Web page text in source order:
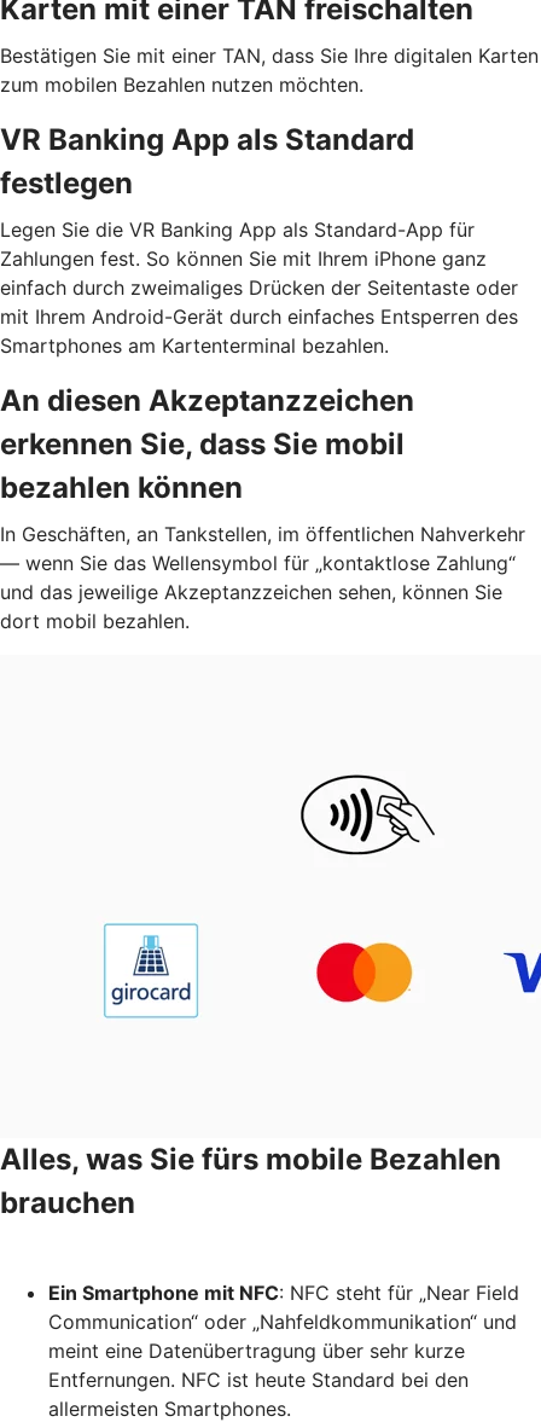
Karten mit einer TAN freischalten
Bestätigen Sie mit einer TAN, dass Sie Ihre digitalen Karten
zum mobilen Bezahlen nutzen möchten.
VR Banking App als Standard
festlegen
Legen Sie die VR Banking App als Standard-App für
Zahlungen fest. So können Sie mit Ihrem iPhone ganz
einfach durch zweimaliges Drücken der Seitentaste oder
mit Ihrem Android-Gerät durch einfaches Entsperren des
Smartphones am Kartenterminal bezahlen.
An diesen Akzeptanzzeichen
erkennen Sie, dass Sie mobil
bezahlen können
In Geschäften, an Tankstellen, im öffentlichen Nahverkehr
— wenn Sie das Wellensymbol für „kontaktlose Zahlung“
und das jeweilige Akzeptanzzeichen sehen, können Sie
dort mobil bezahlen.
Alles, was Sie fürs mobile Bezahlen
brauchen
Ein Smartphone mit NFC: NFC steht für „Near Field
Communication“ oder „Nahfeldkommunikation“ und
meint eine Datenübertragung über sehr kurze
Entfernungen. NFC ist heute Standard bei den
allermeisten Smartphones.